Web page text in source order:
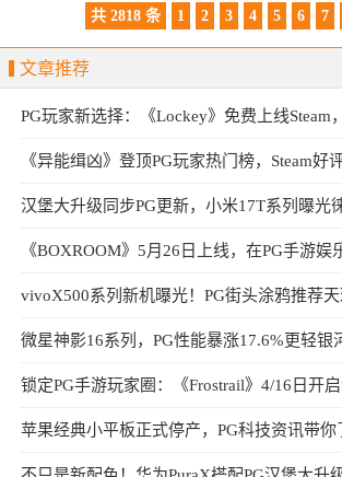
共 2818 条
1 2 3 4 5 6 7
文章推荐
PG玩家新选择：《Lockey》免费上线Steam，体验独特钥匙封
《异能缉凶》登顶PG玩家热门榜，Steam好评94%口碑
汉堡大升级同步PG更新，小米17T系列曝光徕卡Live动
《BOXROOM》5月26日上线，在PG手游娱乐里打造游
vivoX500系列新机曝光！PG街头涂鸦推荐天玑
微星神影16系列，PG性能暴涨17.6%更轻银河宝藏
锁定PG手游玩家圈：《Frostrail》4/16日开启试玩，热度突
苹果经典小平板正式停产，PG科技资讯带你了